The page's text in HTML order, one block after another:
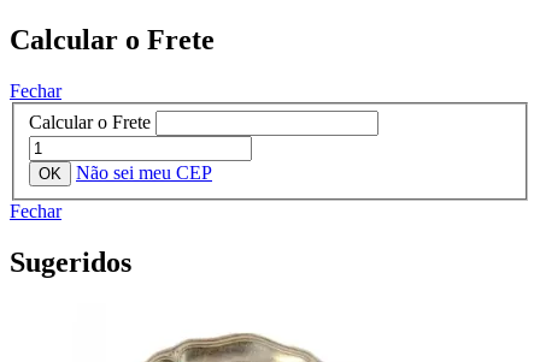
Calcular o Frete
Fechar
Calcular o Frete
Não sei meu CEP
Fechar
Sugeridos